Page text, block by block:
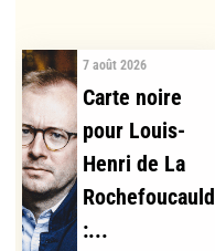
7 août 2026
Carte noire
pour Louis-
Henri de La
Rochefoucauld
:...